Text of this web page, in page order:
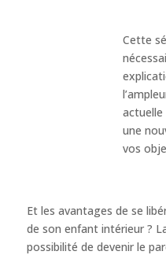
Cette
une
vos
Et les avantages de se
de son enfant intérieur ?
possibilité de devenir le